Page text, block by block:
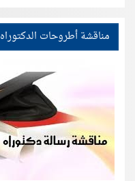
مناقشة أطروحات الدكتوراه